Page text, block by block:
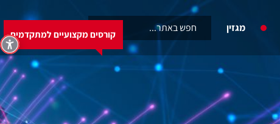
מגזין 6460
קורסים מקצועיים למתקדמים
קורסים מקצועיים למתקדמים